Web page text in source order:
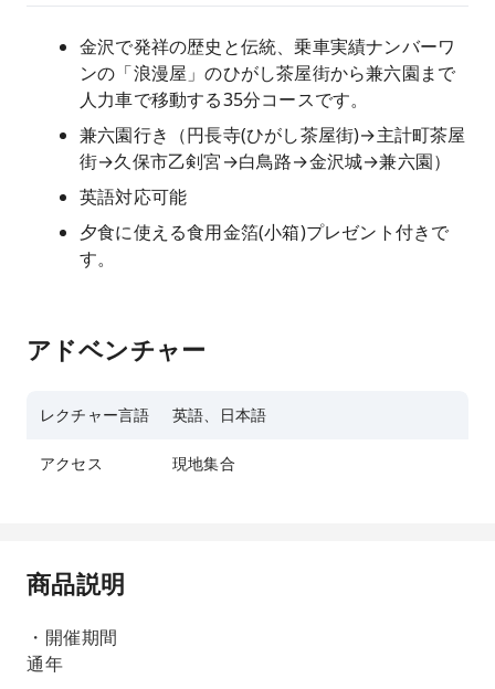
金沢で発祥の歴史と伝統、乗車実績ナンバーワ
ンの「浪漫屋」のひがし茶屋街から兼六園まで
人力車で移動する35分コースです。
兼六園行き（円長寺(ひがし茶屋街)→主計町茶屋
街→久保市乙剣宮→白鳥路→金沢城→兼六園）
英語対応可能
夕食に使える食用金箔(小箱)プレゼント付きで
す。
アドベンチャー
レクチャー言語 英語、日本語
アクセス 現地集合
商品説明
・開催期間
通年